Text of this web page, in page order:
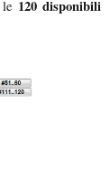
120 disponibili